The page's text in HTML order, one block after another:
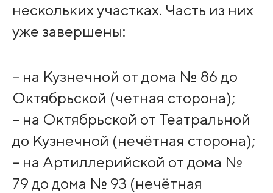
нескольких участках. Часть из них
уже завершены:
– на Кузнечной от дома № 86 до
Октябрьской (четная сторона);
– на Октябрьской от Театральной
до Кузнечной (нечётная сторона);
– на Артиллерийской от дома №
79 до дома № 93 (нечётная